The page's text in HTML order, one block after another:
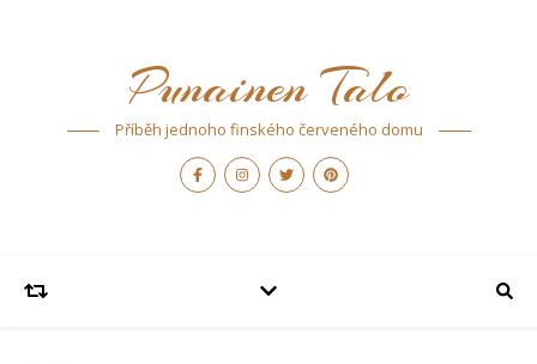
Punainen Talo
Příběh jednoho finského červeného domu